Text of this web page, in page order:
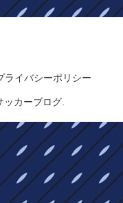
ライバシーポリシー
カーブログ.